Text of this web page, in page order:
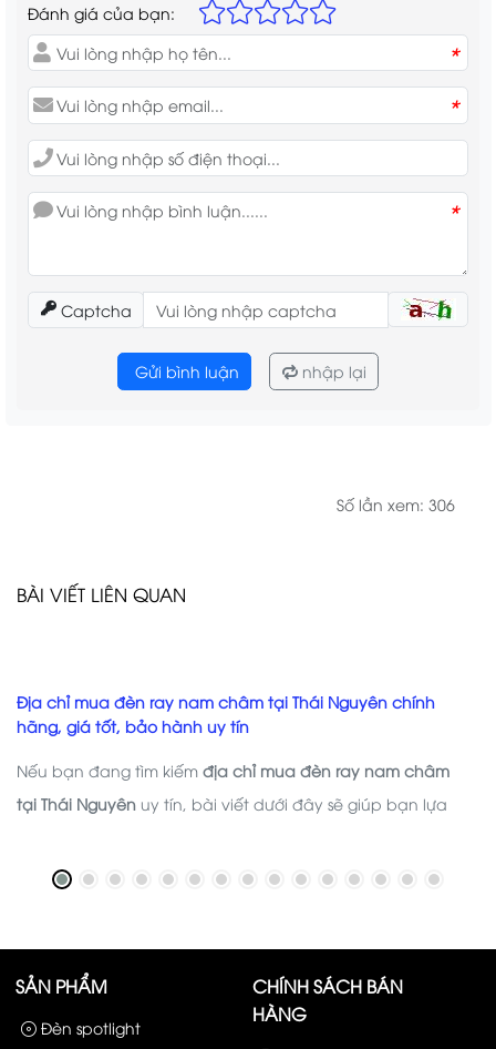
Đánh giá của bạn:
*
*
*
Captcha
Gửi bình luận nhập lại
Số lần xem: 306
BÀI VIẾT LIÊN QUAN
Địa chỉ mua đèn ray nam châm tại Thái Nguyên chính
hãng, giá tốt, bảo hành uy tín
Nếu bạn đang tìm kiếm địa chỉ mua đèn ray nam châm
tại Thái Nguyên uy tín, bài viết dưới đây sẽ giúp bạn lựa
những kinh nghiệm hữu ích trước khi quyết định đầu tư hệ
SẢN PHẨM
Đèn spotlight
CHÍNH SÁCH BÁN
HÀNG